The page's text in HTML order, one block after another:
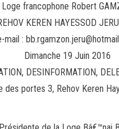
Loge francophone Robert
KEREN HAYESSOD
mail :
Dimanche 19 Juin 2016
DESINFORMATION,
des portes 3, Rehov Keren